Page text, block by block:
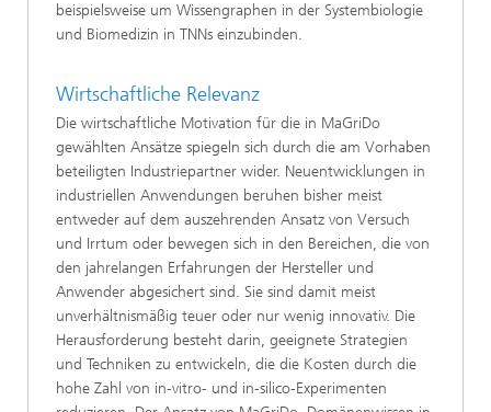
beispielsweise um Wissengraphen in der Systembiologie
und Biomedizin in TNNs einzubinden.
Wirtschaftliche Relevanz
Die wirtschaftliche Motivation für die in MaGriDo
gewählten Ansätze spiegeln sich durch die am Vorhaben
beteiligten Industriepartner wider. Neuentwicklungen in
industriellen Anwendungen beruhen bisher meist
entweder auf dem auszehrenden Ansatz von Versuch
und Irrtum oder bewegen sich in den Bereichen, die von
den jahrelangen Erfahrungen der Hersteller und
Anwender abgesichert sind. Sie sind damit meist
unverhältnismäßig teuer oder nur wenig innovativ. Die
Herausforderung besteht darin, geeignete Strategien
und Techniken zu entwickeln, die die Kosten durch die
hohe Zahl von in-vitro- und in-silico-Experimenten